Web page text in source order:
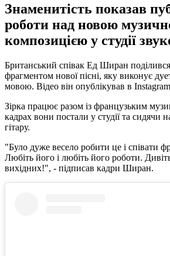
Знаменитість показав
роботи над новою
композицією у студії
Британський співак Ед Ширан
фрагментом нової пісні, яку виконує
мовою. Відео він опублікував в
Зірка працює разом із французьким
кадрах вони постали у студії та сидячи
гітару.
"Було дуже весело робити це і співати
Любіть його і любіть його роботи.
вихідних!", - підписав кадри Ширан.